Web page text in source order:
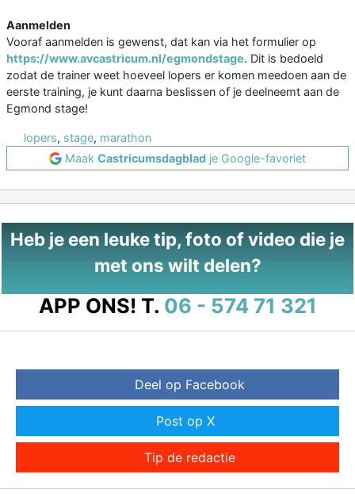
Aanmelden
Vooraf aanmelden is gewenst, dat kan via het formulier op
https://www.avcastricum.nl/egmondstage. Dit is bedoeld
zodat de trainer weet hoeveel lopers er komen meedoen aan de
eerste training, je kunt daarna beslissen of je deelneemt aan de
Egmond stage!
lopers, stage, marathon
Maak Castricumsdagblad je Google-favoriet
Heb je een leuke tip, foto of video die je
met ons wilt delen?
APP ONS! T. 06 - 574 71 321
Deel op Facebook
Post op X
Tip de redactie